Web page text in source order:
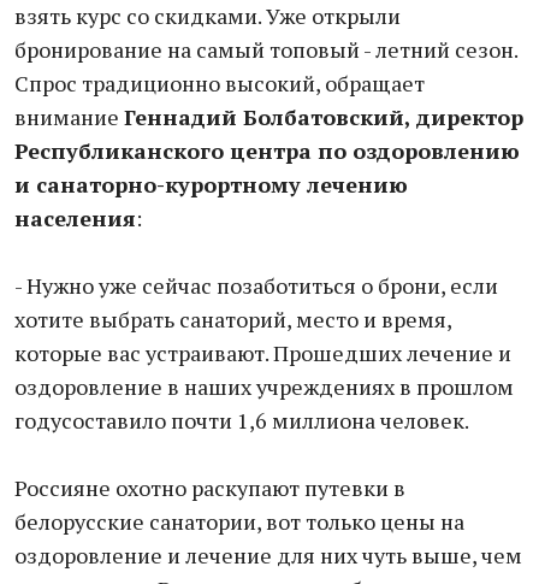
взять курс со скидками. Уже открыли
бронирование на самый топовый - летний сезон.
Спрос традиционно высокий, обращает
внимание Геннадий Болбатовский, директор
Республиканского центра по оздоровлению
и санаторно-курортному лечению
населения:
- Нужно уже сейчас позаботиться о брони, если
хотите выбрать санаторий, место и время,
которые вас устраивают. Прошедших лечение и
оздоровление в наших учреждениях в прошлом
годусоставило почти 1,6 миллиона человек.
Россияне охотно раскупают путевки в
белорусские санатории, вот только цены на
оздоровление и лечение для них чуть выше, чем